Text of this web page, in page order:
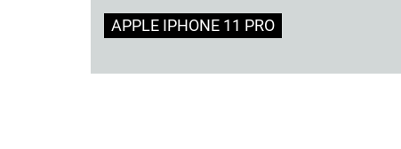
APPLE IPHONE 11 PRO